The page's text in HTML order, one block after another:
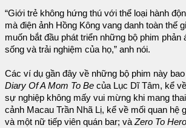
“Giới trẻ không hứng thú với thể loại hành
mà điện ảnh Hồng Kông vang danh toàn thế
muốn bắt đầu phát triển những bộ phim phản
sống và trải nghiệm của họ,” anh nói.
Các ví dụ gần đây về những bộ phim này
Diary Of A Mom To Be của Lục Dĩ Tâm, kể
sự nghiệp không mấy vui mừng khi mang
cảnh Macau Trần Nhã Lị, kể về mối quan hệ
và một nữ tiếp viên quán bar; và Zero To Hero